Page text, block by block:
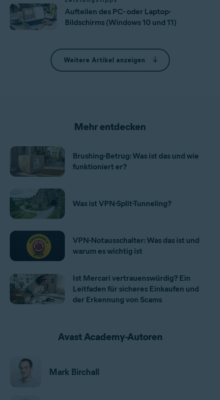
Aufteilen des PC- oder Laptop-
Bildschirms (Windows 10 und 11)
Weitere Artikel anzeigen
Mehr entdecken
Brushing-Betrug: Was ist das und wie
funktioniert er?
Was ist VPN-Split-Tunneling?
VPN-Notausschalter: Was das ist und
warum es wichtig ist
Ist Mercari vertrauenswürdig? Ein
Leitfaden für sicheres Einkaufen und
der Erkennung von Scams
Avast Academy-Autoren
Mark Birchall